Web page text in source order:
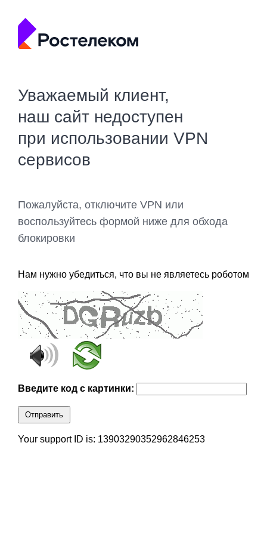
Уважаемый клиент,
наш сайт недоступен
при использовании VPN
сервисов
Пожалуйста, отключите VPN или
воспользуйтесь формой ниже для обхода
блокировки
Нам нужно убедиться, что вы не являетесь роботом
Введите код с картинки:
Отправить
Your support ID is: 13903290352962846253